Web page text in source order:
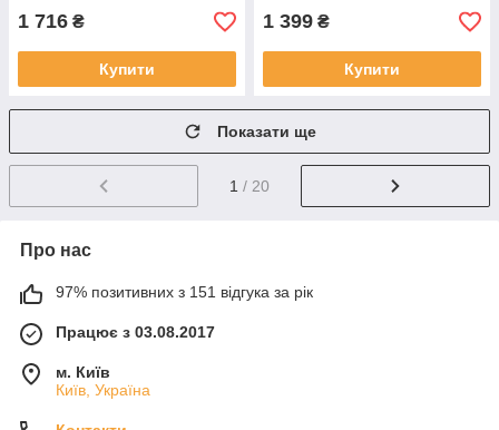
1 716 ₴
Купити
1 399 ₴
Купити
Показати ще
1 / 20
Про нас
97% позитивних з 151 відгука за рік
Працює з 03.08.2017
м. Київ
Київ, Україна